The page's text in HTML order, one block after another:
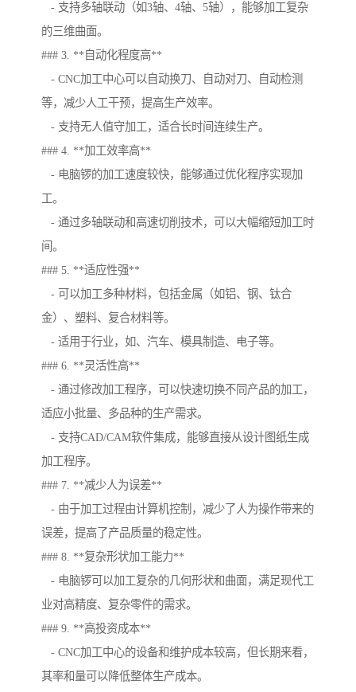
- 支持多轴联动（如3轴、4轴、5轴），能够加工复杂
的三维曲面。
### 3. **自动化程度高**
- CNC加工中心可以自动换刀、自动对刀、自动检测
等，减少人工干预，提高生产效率。
- 支持无人值守加工，适合长时间连续生产。
### 4. **加工效率高**
- 电脑锣的加工速度较快，能够通过优化程序实现加
工。
- 通过多轴联动和高速切削技术，可以大幅缩短加工时
间。
### 5. **适应性强**
- 可以加工多种材料，包括金属（如铝、钢、钛合
金）、塑料、复合材料等。
- 适用于行业，如、汽车、模具制造、电子等。
### 6. **灵活性高**
- 通过修改加工程序，可以快速切换不同产品的加工，
适应小批量、多品种的生产需求。
- 支持CAD/CAM软件集成，能够直接从设计图纸生成
加工程序。
### 7. **减少人为误差**
- 由于加工过程由计算机控制，减少了人为操作带来的
误差，提高了产品质量的稳定性。
### 8. **复杂形状加工能力**
- 电脑锣可以加工复杂的几何形状和曲面，满足现代工
业对高精度、复杂零件的需求。
### 9. **高投资成本**
- CNC加工中心的设备和维护成本较高，但长期来看，
其率和量可以降低整体生产成本。